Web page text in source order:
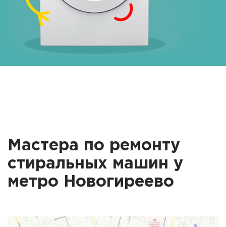
Мастера по ремонту
стиральных машин у
метро
Новогиреево